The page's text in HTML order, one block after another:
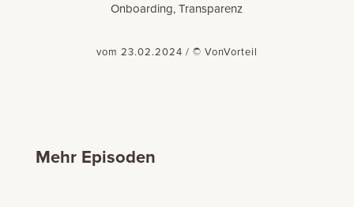
Onboarding, Transparenz
vom 23.02.2024 / © VonVorteil
Mehr Episoden